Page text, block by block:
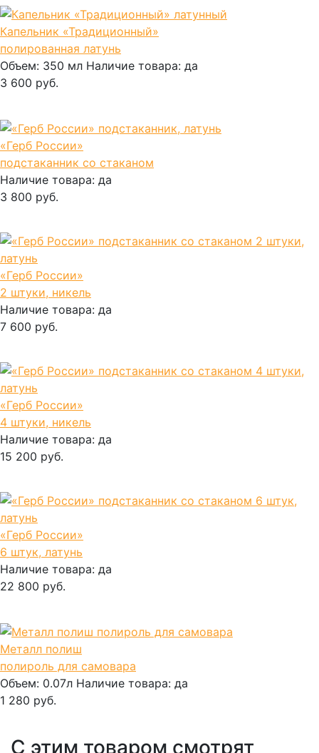
Капельник «Традиционный»
полированная латунь
Объем: 350 мл Наличие товара: да
3 600 руб.
«Герб России»
подстаканник со стаканом
Наличие товара: да
3 800 руб.
«Герб России»
2 штуки, никель
Наличие товара: да
7 600 руб.
«Герб России»
4 штуки, никель
Наличие товара: да
15 200 руб.
«Герб России»
6 штук, латунь
Наличие товара: да
22 800 руб.
Металл полиш
полироль для самовара
Объем: 0.07л Наличие товара: да
1 280 руб.
С этим товаром смотрят